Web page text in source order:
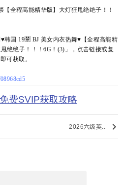
【全程高能精华版】大灯狂甩绝绝子！！
韩国 19🈲 BJ 美女内衣热舞♥【全程高能精
绝绝子！！！6G！(3)」，点击链接或复
可获取。
费SVIP获取攻略
2026六级英.. keyboard_arrow_right